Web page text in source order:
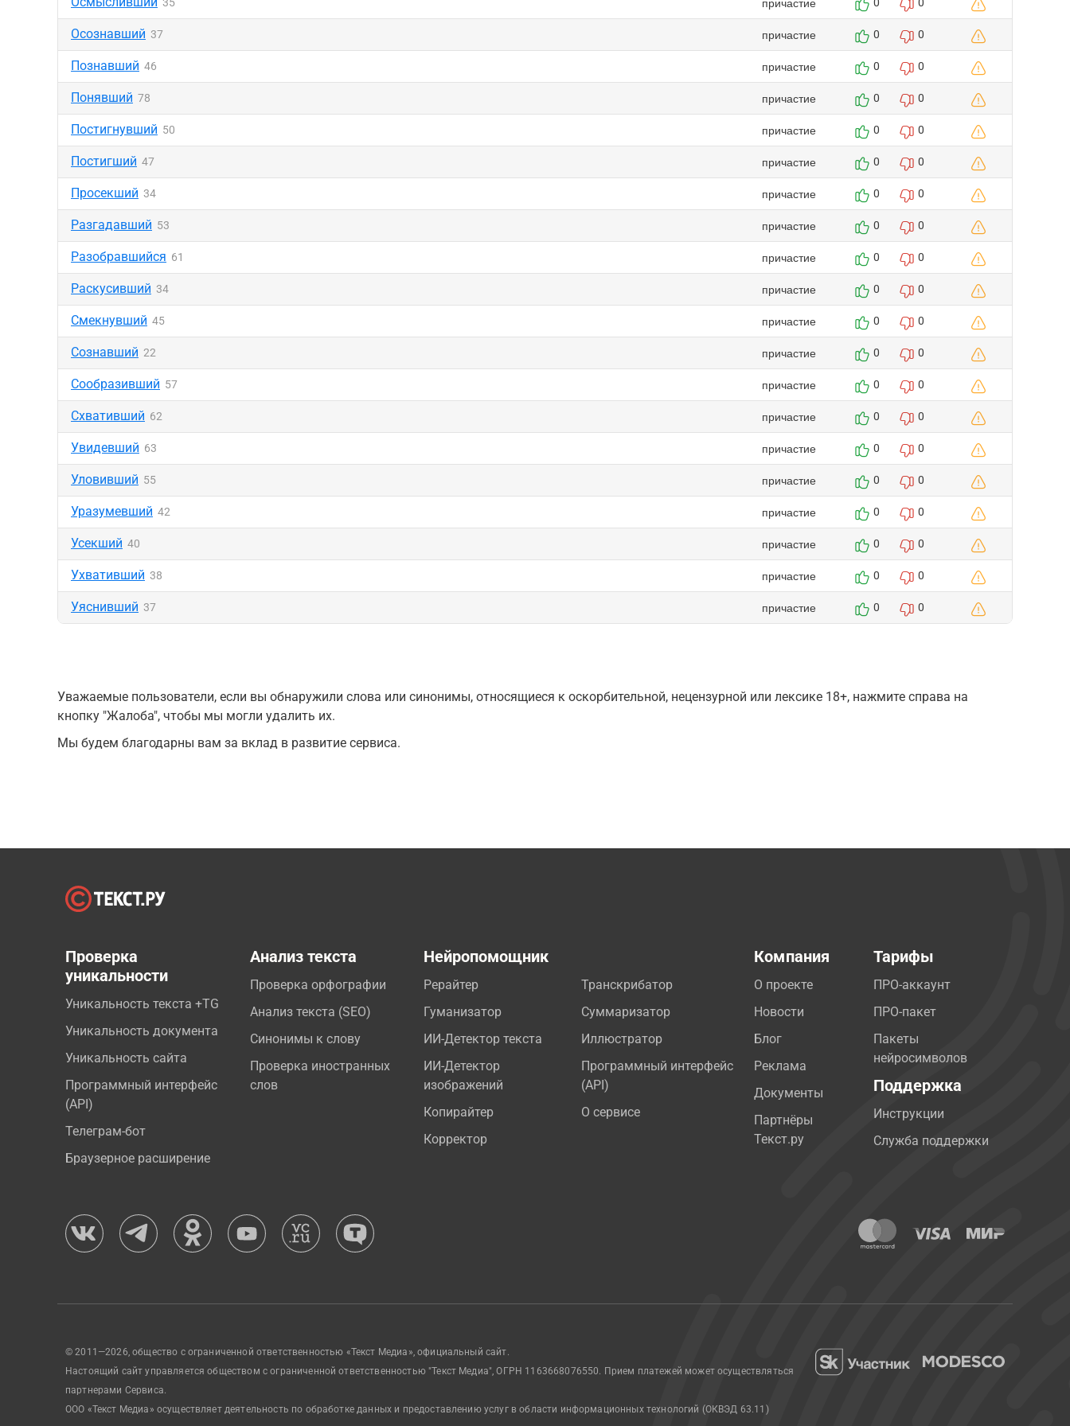
Осознавший 37 причастие 0 0
Познавший 46 причастие 0 0
Понявший 78 причастие 0 0
Постигнувший 50 причастие 0 0
Постигший 47 причастие 0 0
Просекший 34 причастие 0 0
Разгадавший 53 причастие 0 0
Разобравшийся 61 причастие 0 0
Раскусивший 34 причастие 0 0
Смекнувший 45 причастие 0 0
Сознавший 22 причастие 0 0
Сообразивший 57 причастие 0 0
Схвативший 62 причастие 0 0
Увидевший 63 причастие 0 0
Уловивший 55 причастие 0 0
Уразумевший 42 причастие 0 0
Усекший 40 причастие 0 0
Ухвативший 38 причастие 0 0
Уяснивший 37 причастие 0 0
Уважаемые пользователи, если вы обнаружили слова или синонимы, относящиеся к оскорбительной, нецензурной или лексике 18+, нажмите справа на
кнопку "Жалоба", чтобы мы могли удалить их.
Мы будем благодарны вам за вклад в развитие сервиса.
Проверка
уникальности
Уникальность текста +TG
Уникальность документа
Уникальность сайта
Программный интерфейс
(API)
Телеграм-бот
Браузерное расширение
Анализ текста
Проверка орфографии
Анализ текста (SEO)
Синонимы к слову
Проверка иностранных
слов
Нейропомощник
Рерайтер
Гуманизатор
ИИ-Детектор текста
ИИ-Детектор
изображений
Копирайтер
Корректор
Транскрибатор
Суммаризатор
Иллюстратор
Программный интерфейс
(API)
О сервисе
Компания
О проекте
Новости
Блог
Реклама
Документы
Партнёры
Текст.ру
Тарифы
ПРО-аккаунт
ПРО-пакет
Пакеты
нейросимволов
Поддержка
Инструкции
Служба поддержки
© 2011—2026, общество с ограниченной ответственностью «Текст Медиа», официальный сайт.
Настоящий сайт управляется обществом с ограниченной ответственностью "Текст Медиа", ОГРН 1163668076550. Прием платежей может осуществляться
партнерами Сервиса.
ООО «Текст Медиа» осуществляет деятельность по обработке данных и предоставлению услуг в области информационных технологий (ОКВЭД 63.11)